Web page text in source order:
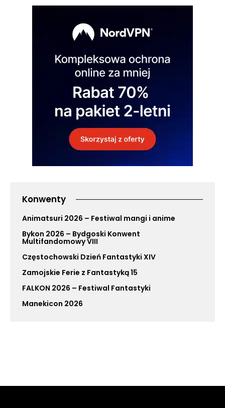
Konwenty
Animatsuri 2026 – Festiwal mangi i anime
Bykon 2026 – Bydgoski Konwent
Multifandomowy VIII
Częstochowski Dzień Fantastyki XIV
Zamojskie Ferie z Fantastyką 15
FALKON 2026 – Festiwal Fantastyki
Manekicon 2026